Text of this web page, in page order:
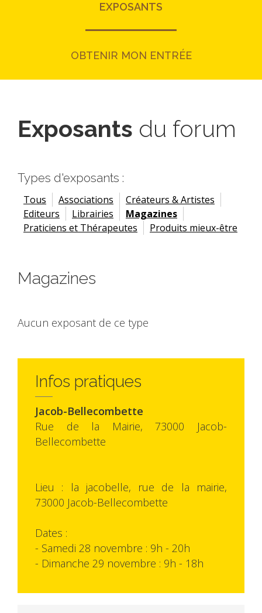
EXPOSANTS
OBTENIR MON ENTRÉE
Exposants du forum
Types d'exposants :
Tous Associations
Créateurs & Artistes
Editeurs
Librairies
Magazines
Praticiens et Thérapeutes
Produits mieux-être
Magazines
Aucun exposant de ce type
Infos pratiques
Jacob-Bellecombette
Rue de la Mairie, 73000 Jacob-
Bellecombette
Lieu : la jacobelle, rue de la mairie,
73000 Jacob-Bellecombette
Dates :
- Samedi 28 novembre : 9h - 20h
- Dimanche 29 novembre : 9h - 18h